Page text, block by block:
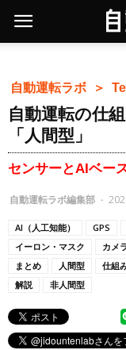
自動運転ラボ ＞
自動運転の仕
「人間型」
センサーとAIベー
自動運転ラボ編集部 -
AI（人工知能） GPS
イーロン・マスク
カメ
まとめ
人間型 仕組
解説
非人間型